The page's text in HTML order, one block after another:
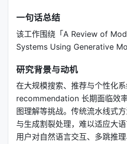
一句话总结
该工作围绕「A Review of
Systems Using Generative
研究背景与动机
在大规模搜索、推荐与个性化系
recommendation 长期面临效
图理解等挑战。传统流水线式
与生成割裂处理，难以适应大
用户对自然语言交互、多跳推